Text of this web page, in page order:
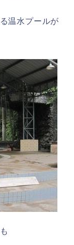
温水プールが